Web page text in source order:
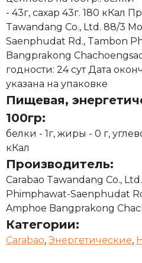
- 43г, сахар 43г. 180 кКал
Tawandang Co., Ltd. 88/3
Saenphudat Rd., Tambon
Bangprakong
годности: 24 сут Дата
указана на упаковке
Пищевая,
100гр:
белки - 1г, жиры - 0 г,
кКал
Производитель:
Carabao Tawandang Co.,
Phimphawat-Saenphudat
Amphoe Bangprakong
Категории:
Carabao, Энергетические,